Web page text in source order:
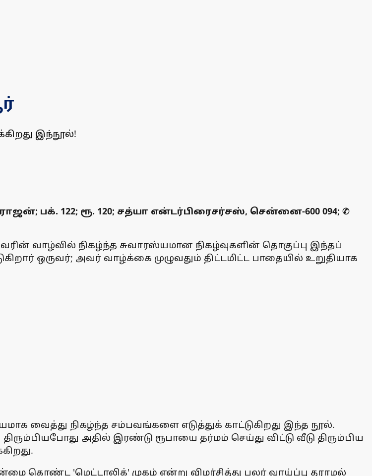
இந்நூல்!
பக். 122; ரூ. 120; சத்யா என்டர்பிரைசர்சஸ், சென்னை-600 094; ✆
வாழ்வில் நிகழ்ந்த சுவாரஸ்யமான நிகழ்வுகளின் தொகுப்பு இந்தப்
ஒருவர்; அவர் வாழ்க்கை முழுவதும் திட்டமிட்ட பாதையில் உறுதியாக
வைத்து நிகழ்ந்த சம்பவங்களை எடுத்துக் காட்டுகிறது இந்த நூல்.
அதில் இரண்டு ரூபாயை தர்மம் செய்து விட்டு வீடு திரும்பிய
கொண்ட 'மெட்டாலிக்' முகம் என்று விமர்சித்து பலர் வாய்ப்பு தராமல்